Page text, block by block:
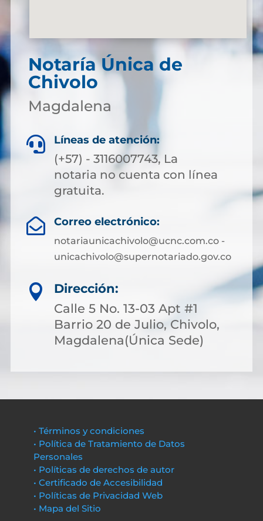
Notaría Única de
Chivolo
Magdalena
 Líneas de atención:
(+57) - 3116007743, La
notaria no cuenta con línea
gratuita.
 Correo electrónico:
notariaunicachivolo@ucnc.com.co -
unicachivolo@supernotariado.gov.co

Dirección:
Calle 5 No. 13-03 Apt #1
Barrio 20 de Julio, Chivolo,
Magdalena(Única Sede)
• Términos y condiciones
• Política de Tratamiento de Datos
Personales
• Políticas de derechos de autor
• Certificado de Accesibilidad
• Políticas de Privacidad Web
• Mapa del Sitio